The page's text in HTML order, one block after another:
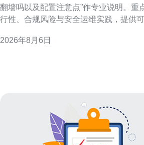
翻墙吗以及配置注意点”作专业说明。重
行性、合规风险与安全运维实践，提供
服务器与访问境外内容的现实关系 从网
2026年8月6日